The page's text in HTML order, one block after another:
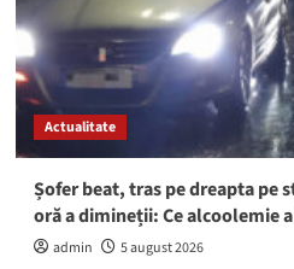
Actualitate
Șofer beat, tras pe dreapta pe
oră a dimineții: Ce alcoolemie
admin 5 august 2026